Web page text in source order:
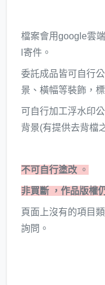
檔案會用google雲
l寄件。
委託成品皆可自行
景、橫幅等裝飾，
可自行加工浮水印
背景(有提供去背檔
不可自行塗改 。
非買斷 ，作品版權
頁面上沒有的項目
詢問。